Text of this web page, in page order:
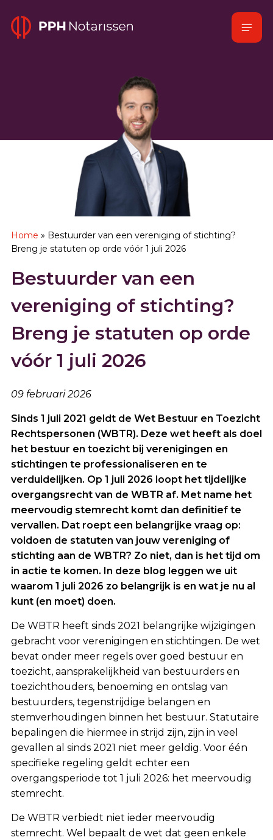
hoofdinhoud
Home
Home » Bestuurder van een vereniging of stichting?
Breng je statuten op orde vóór 1 juli 2026
Bestuurder van een
vereniging of stichting?
Breng je statuten op orde
vóór 1 juli 2026
09 februari 2026
Sinds 1 juli 2021 geldt de Wet Bestuur en Toezicht
Rechtspersonen (WBTR). Deze wet heeft als doel
het bestuur en toezicht bij verenigingen en
stichtingen te professionaliseren en te
verduidelijken. Op 1 juli 2026 loopt het tijdelijke
overgangsrecht van de WBTR af. Met name het
meervoudig stemrecht komt dan definitief te
vervallen. Dat roept een belangrijke vraag op:
voldoen de statuten van jouw vereniging of
stichting aan de WBTR? Zo niet, dan is het tijd om
in actie te komen. In deze blog leggen we uit
waarom 1 juli 2026 zo belangrijk is en wat je nu al
kunt (en moet) doen.
De WBTR heeft sinds 2021 belangrijke wijzigingen
gebracht voor verenigingen en stichtingen. De wet
bevat onder meer regels over goed bestuur en
toezicht, aansprakelijkheid van bestuurders en
toezichthouders, benoeming en ontslag van
bestuurders, tegenstrijdige belangen en
stemverhoudingen binnen het bestuur. Statutaire
bepalingen die hiermee in strijd zijn, zijn in veel
gevallen al sinds 2021 niet meer geldig. Voor één
specifieke regeling geldt echter een
overgangsperiode tot 1 juli 2026: het meervoudig
stemrecht.
De WBTR verbiedt niet ieder meervoudig
stemrecht. Wel bepaalt de wet dat geen enkele